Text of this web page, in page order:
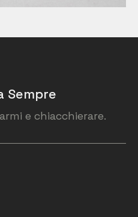
Sempre
e chiacchierare.